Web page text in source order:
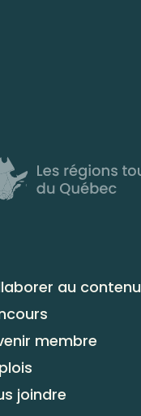
au contenu
membre
joindre